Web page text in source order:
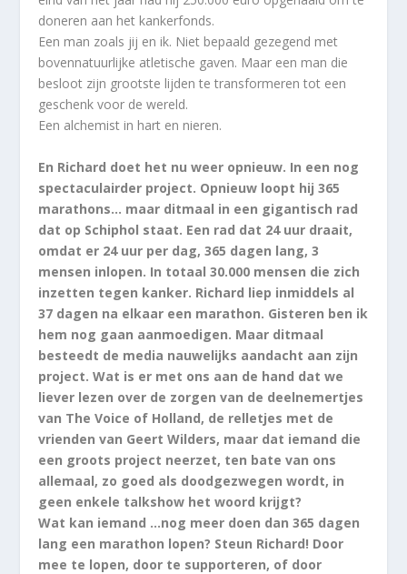
doneren aan het kankerfonds.
Een man zoals jij en ik. Niet bepaald gezegend met
bovennatuurlijke atletische gaven. Maar een man die
besloot zijn grootste lijden te transformeren tot een
geschenk voor de wereld.
Een alchemist in hart en nieren.
En Richard doet het nu weer opnieuw. In een nog
spectaculairder project. Opnieuw loopt hij 365
marathons… maar ditmaal in een gigantisch rad
dat op Schiphol staat. Een rad dat 24 uur draait,
omdat er 24 uur per dag, 365 dagen lang, 3
mensen inlopen. In totaal 30.000 mensen die zich
inzetten tegen kanker. Richard liep inmiddels al
37 dagen na elkaar een marathon. Gisteren ben ik
hem nog gaan aanmoedigen. Maar ditmaal
besteedt de media nauwelijks aandacht aan zijn
project. Wat is er met ons aan de hand dat we
liever lezen over de zorgen van de deelnemertjes
van The Voice of Holland, de relletjes met de
vrienden van Geert Wilders, maar dat iemand die
een groots project neerzet, ten bate van ons
allemaal, zo goed als doodgezwegen wordt, in
geen enkele talkshow het woord krijgt?
Wat kan iemand …nog meer doen dan 365 dagen
lang een marathon lopen? Steun Richard! Door
mee te lopen, door te supporteren, of door